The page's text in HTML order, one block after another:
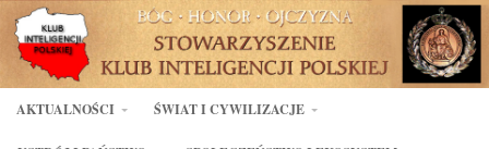
AKTUALNOŚCI ŚWIAT I CYWILIZACJE